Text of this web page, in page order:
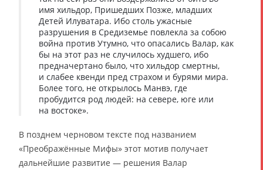
имя хильдор, Пришедших Позже, младших
Детей Илуватара. Ибо столь ужасные
разрушения в Средиземье повлекла за собою
война против Утумно, что опасались Валар, как
бы на этот раз не случилось худшего, ибо
предначертано было, что хильдор смертны,
и слабее квенди пред страхом и бурями мира.
Более того, не открылось Манвэ, где
пробудится род людей: на севере, юге или
на востоке».
В позднем черновом тексте под названием
«Преображённые Мифы» этот мотив получает
дальнейшие развитие — решения Валар